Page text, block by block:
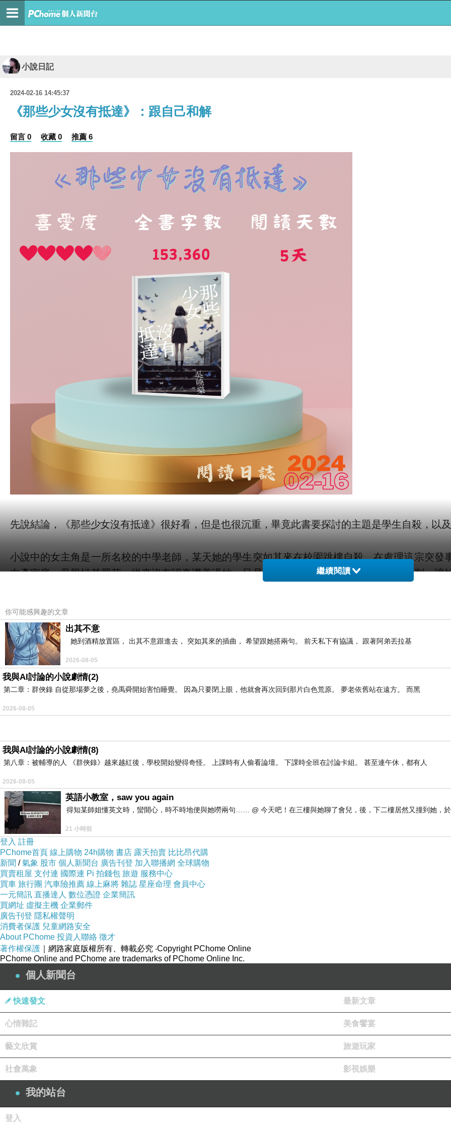
小說日記
2024-02-16 14:45:37
《那些少女沒有抵達》：跟自己和解
留言 0 收藏 0 推薦 6
先說結論，《那些少女沒有抵達》很好看，但是也很沉重，畢竟此書要探討的主題是學生自殺，以
小說中的女主角是一所名校的中學老師，某天她的學生突如其來在校園跳樓自殺，在處理這宗突
中產家庭，母親極其嚴苛，從來沒有認真讚美過她，只是不斷對她提出要求，總對她提出批判，
自殺，卻最終陰差陽錯沒有死去。此後她曾經嘗試掙脫母親的掣肘，但跌跌撞撞之後還是回歸家庭
婚姻，而她再沒有力氣掙扎，也沒有力氣感受快樂。
從十七歲想自殺開始，她又活多了十七年，卻一直活得不痛不癢。直到學生突然自殺迫著她重新
程中她嘗試了解學生的心情，每一個人都有自己的故事，都有不為人知的另一面。
《那些少女沒有抵達》的調子非常沉鬱，字裏行間有著厭世的感覺，打了很多結，讓人心頭緊緊的
多方面的解讀，而有時候根本沒有標準答案。這本書所寫的是跟自己和解的過程，和解的結果不一
小說的心理描述寫得很細膩，人物彷彿躍於紙上，一個又一個少男少女的自白，家庭條件很好，但
巨大的壓力下，沒有自我，甚至失去生存的動力，僥倖活下來的人，又有幾多能真正活出自己的人生
書中有許多值得思考的地方，包括家庭關係、同儕關係、婚姻關係、溝通問題、生死問題、學業問
多或少會有我們的成長片段，也有我們的生活感慨。
閱讀此書大概不是要追求情節的推進（所以小說不斷回顧過去），而是感受那些細碎的情感。我們
人還沒抵達，我們不該隔岸觀火，而是好好回應他們的需求。大部分人也是需要愛和肯定，那就給
縱使《那些少女沒有抵達》很沉重，但還是推薦閱讀，這確實是一本很精彩的小說。
最後，跟大家分享一下書中摘句：
無能的人才會選擇暴力。
我們實際上怎麼想不重要，重要的是別人怎麼想我們。
放下很難，不要拿著就容易多了。
在青少年這個「合成自我」的階段，遇到強烈的壓制。他們適應了上一代施加的暴力，卻被禁止
老化是生命的最佳解，只有老化，才能取得享受一切幸福的正當性。
選你所愛，愛你所選
人生很短，為什麼要將就。
繼續閱讀
你可能感興趣的文章
出其不意
她到酒精放置區， 出其不意跟進去， 突如其來的插曲， 希望跟她搭兩句。 前天私下有協議， 跟著阿弟丟拉基
2026-08-05
我與AI討論的小說劇情(2)
第二章：群俠錄 自從那場夢之後，堯禹舜開始害怕睡覺。 因為只要閉上眼，他就會再次回到那片白色荒原。 夢老依舊站在遠方。 而黑
2026-08-05
我與AI討論的小說劇情(8)
第八章：被輔導的人 《群俠錄》越來越紅後，學校開始變得奇怪。 上課時有人偷看論壇。 下課時全班在討論卡組。 甚至連午休，都有人
2026-08-05
英語小教室，saw you again
得知某師姐懂英文時，蠻開心，時不時地便與她嘮兩句…… @ 今天吧！在三樓與她聊了會兒，後，下二樓居然又撞到她，
21 小時前
登入 註冊
PChome首頁 線上購物 24h購物 書店 露天拍賣 比比昂代購
新聞 /氣象 股市 個人新聞台 廣告刊登 加入聯播網 全球購物
買賣租屋 支付連 國際連 Pi 拍錢包 旅遊 服務中心
買車 旅行團 汽車險推薦 線上麻將 雜誌 星座命理 會員中心
一元簡訊 直播達人 數位憑證 企業簡訊
買網址 虛擬主機 企業郵件
廣告刊登 隱私權聲明
消費者保護 兒童網路安全
About PChome 投資人聯絡 徵才
著作權保護 ｜網路家庭版權所有、轉載必究 ‧Copyright PChome Online
PChome Online and PChome are trademarks of PChome Online Inc.
個人新聞台
快速發文 最新文章
心情雜記 美食饗宴
藝文欣賞 旅遊玩家
社會萬象 影視娛樂
我的站台
登入